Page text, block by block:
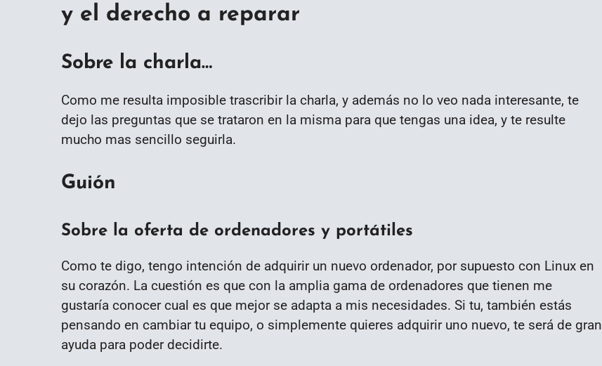
y el derecho a reparar
Sobre la charla…
Como me resulta imposible trascribir la charla, y además no lo veo nada interesante, te
dejo las preguntas que se trataron en la misma para que tengas una idea, y te resulte
mucho mas sencillo seguirla.
Guión
Sobre la oferta de ordenadores y portátiles
Como te digo, tengo intención de adquirir un nuevo ordenador, por supuesto con Linux en
su corazón. La cuestión es que con la amplia gama de ordenadores que tienen me
gustaría conocer cual es que mejor se adapta a mis necesidades. Si tu, también estás
pensando en cambiar tu equipo, o simplemente quieres adquirir uno nuevo, te será de gran
ayuda para poder decidirte.